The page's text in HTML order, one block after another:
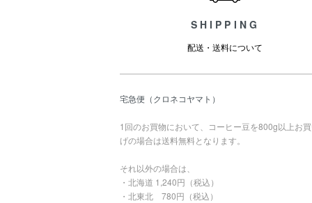
SHIPPING
配送・送料について
宅急便（クロネコヤマト）
1回のお買物において、コーヒー豆を800g以上お
げの場合は送料無料となります。
それ以外の場合は、
・北海道 1,240円（税込）
・北東北 780円（税込）